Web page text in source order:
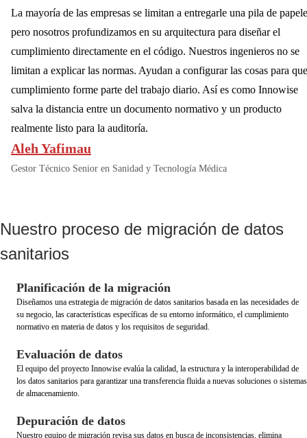
La mayoría de las empresas se limitan a entregarle una pila de
pero nosotros profundizamos en su arquitectura para diseñar el
cumplimiento directamente en el código. Nuestros ingenieros no se
limitan a explicar las normas. Ayudan a configurar las cosas para
cumplimiento forme parte del trabajo diario. Así es como Innowise
salva la distancia entre un documento normativo y un producto
realmente listo para la auditoría.
Aleh Yafimau
Gestor Técnico Senior en Sanidad y Tecnología Médica
Nuestro proceso de migración de datos
sanitarios
Planificación de la migración
Diseñamos una estrategia de migración de datos sanitarios basada en las necesidades de
su negocio, las características específicas de su entorno informático, el cumplimiento
normativo en materia de datos y los requisitos de seguridad.
Evaluación de datos
El equipo del proyecto Innowise evalúa la calidad, la estructura y la interoperabilidad de
los datos sanitarios para garantizar una transferencia fluida a nuevas soluciones o sistemas
de almacenamiento.
Depuración de datos
Nuestro equipo de migración revisa sus datos en busca de inconsistencias, elimina